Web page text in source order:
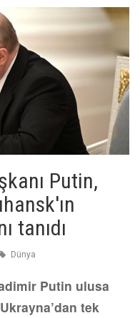
Putin,
tanıdı
Dünya
Putin ulusa
tek